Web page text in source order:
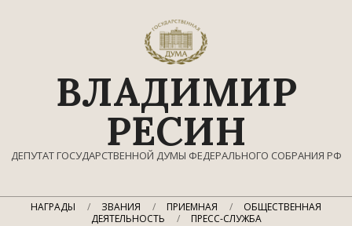
ВЛАДИМИР
РЕСИН
ДЕПУТАТ ГОСУДАРСТВЕННОЙ ДУМЫ ФЕДЕРАЛЬНОГО СОБРАНИЯ РФ
Главное
НАГРАДЫ ЗВАНИЯ ПРИЕМНАЯ
ОБЩЕСТВЕННАЯ
ДЕЯТЕЛЬНОСТЬ
ПРЕСС-СЛУЖБА